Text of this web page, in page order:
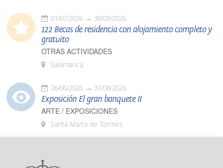
01/07/2026 30/09/2026
122 Becas de residencia con alojamiento completo y
gratuito
OTRAS ACTIVIDADES
Salamanca
26/06/2026 31/08/2026
Exposición El gran banquete II
ARTE / EXPOSICIONES
Santa Marta de Tormes